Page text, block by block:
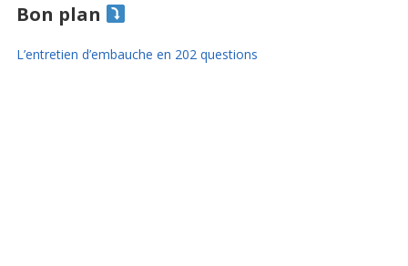
Bon plan
L’entretien d’embauche en 202 questions